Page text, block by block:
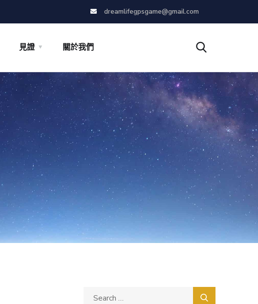
dreamlifegpsgame@gmail.com
見證 關於我們